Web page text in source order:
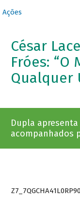
Ações
César
Fróes: “O
Qualquer
Dupla
acompanhados